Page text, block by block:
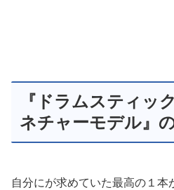
『ドラムスティッ
ネチャーモデル』
自分にが求めていた最高の１本